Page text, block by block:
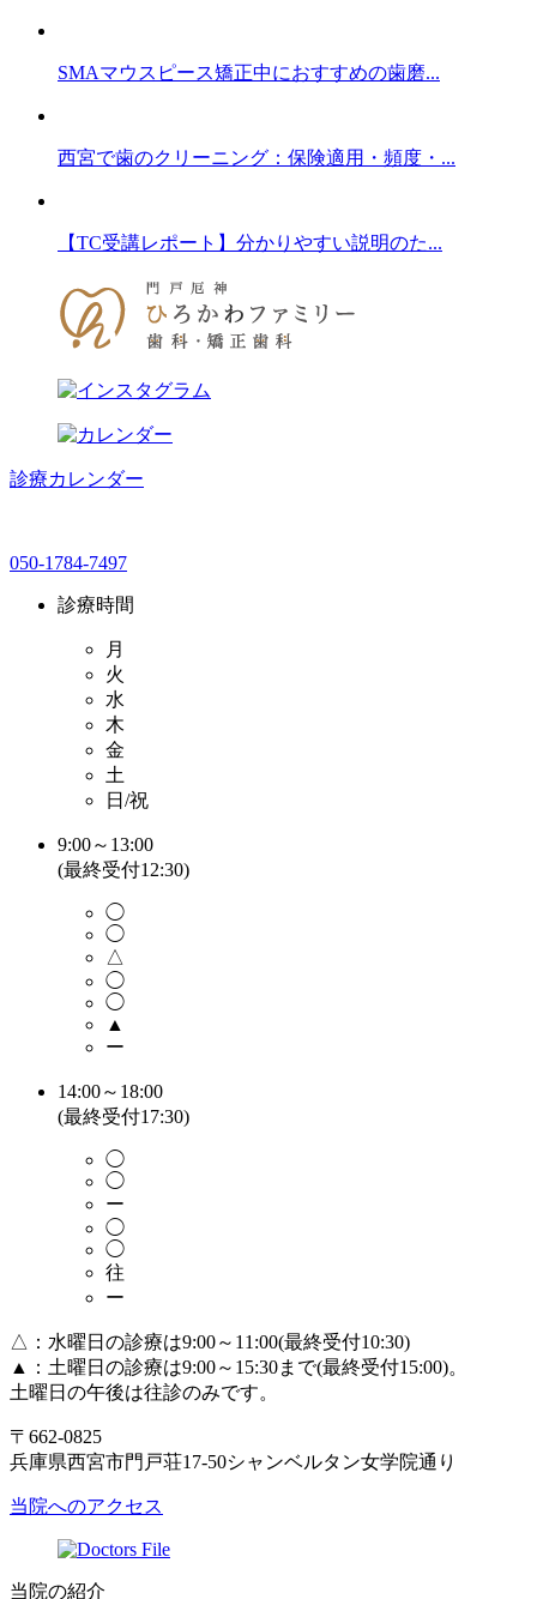
SMAマウスピース矯正中におすすめの歯磨...
西宮で歯のクリーニング：保険適用・頻度・...
【TC受講レポート】分かりやすい説明のた...
診療カレンダー
050-1784-7497
診療時間
月
火
水
木
金
土
日/祝
9:00～13:00
(最終受付12:30)
◯
◯
△
◯
◯
▲
ー
14:00～18:00
(最終受付17:30)
◯
◯
ー
◯
◯
往
ー
△：水曜日の診療は9:00～11:00(最終受付10:30)
▲：土曜日の診療は9:00～15:30まで(最終受付15:00)。
土曜日の午後は往診のみです。
〒662-0825
兵庫県西宮市門戸荘17-50シャンベルタン女学院通り
当院へのアクセス
当院の紹介